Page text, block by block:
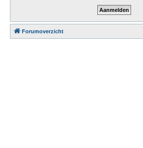
Forumoverzicht